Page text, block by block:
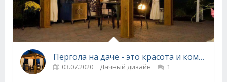
Пергола на даче - это красота и комфорт
03.07.2020 Дачный дизайн 1